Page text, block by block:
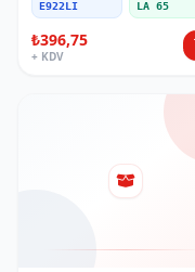
E922LI LA 65
₺396,75
+ KDV